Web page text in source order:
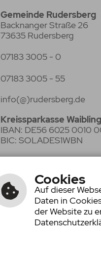
Gemeinde Rudersberg
Backnanger Straße 26
73635 Rudersberg
07183 3005 - 0
07183 3005 - 55
info(@)rudersberg.de
Kreissparkasse
IBAN: DE56 6025 0010
BIC: SOLADES1WBN
Volksbank Stuttgart eG
IBAN: DE50 6009 0100
BIC: VOBADESS
Cookies
Auf dieser
Daten in
der Website zu